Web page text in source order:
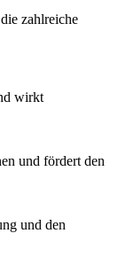
zahlreiche
wirkt
und fördert den
und den